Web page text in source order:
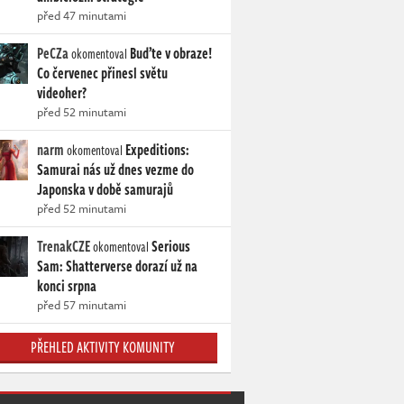
před 47 minutami
PeCZaokomentoval Buďte v obraze!
Co červenec přinesl světu
videoher?
před 52 minutami
narmokomentoval Expeditions:
Samurai nás už dnes vezme do
Japonska v době samurajů
před 52 minutami
TrenakCZEokomentovalSerious
Sam: Shatterverse dorazí už na
konci srpna
před 57 minutami
PŘEHLED AKTIVITY KOMUNITY